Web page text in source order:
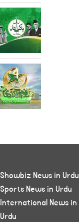
Showbiz News in Urdu
Sports News in Urdu
International News in
Urdu